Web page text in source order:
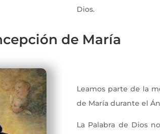
Dios.
de María
Leamos parte de la
de María durante el
La Palabra de Dios